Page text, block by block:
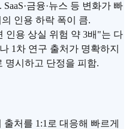
금융·뉴스 등 변화가 빠
인용 하락 폭이 큼.
인용 상실 위험 약 3배"는 다
1차 연구 출처가 명확하지
명시하고 단정을 피함.
처를 1:1로 대응해 빠르게